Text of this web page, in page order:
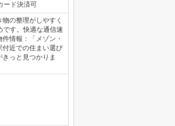
ード決済可
の整理がしやすく
です。快適な通信速
情報：「メゾン・
付近での住まい選び
っと見つかりま